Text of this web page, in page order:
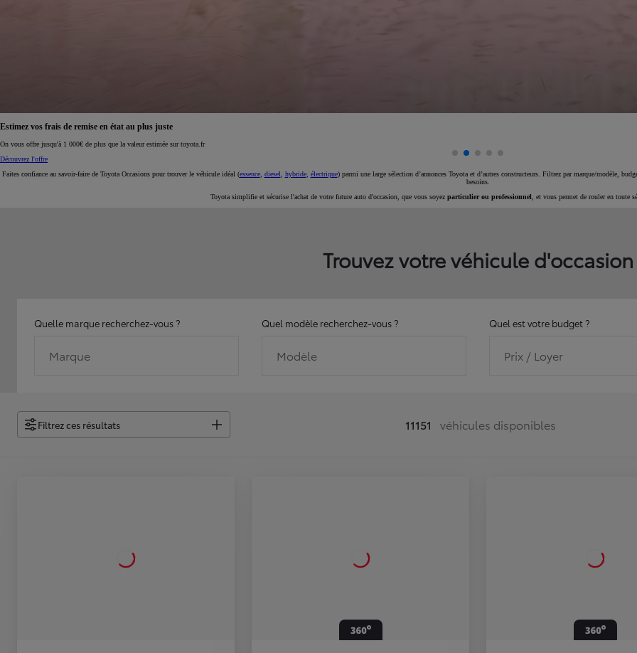
Estimez vos frais de remise en état au plus juste
On vous offre jusqu'à 1 000€ de plus que la valeur estimée sur toyota.fr
Découvrez l'offre
Faites confiance au savoir-faire de Toyota Occasions pour trouver le véhicule idéal (essence, diesel hybride, électrique) parmi une large sélection d’annonces Toyota et d’autres constructeurs. Filtrez par marque/modèle,
besoins.
Toyota simplifie et sécurise l'achat de votre future auto d'occasion, que vous soyez particulier ou professionnel , et vous permet de rouler en toute
Trouvez votre véhicule d'occasion
Quelle marque recherchez-vous ?
Marque
Quel modèle recherchez-vous ?
Modèle
Quel est votre budget ?
Prix / Loyer
Filtrez ces résultats 11151 véhicules disponibles